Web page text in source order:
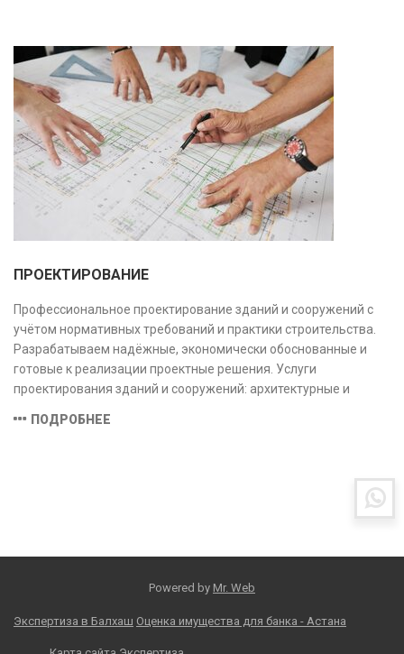
ПРОЕКТИРОВАНИЕ
Профессиональное проектирование зданий и сооружений с
учётом нормативных требований и практики строительства.
Разрабатываем надёжные, экономически обоснованные и
готовые к реализации проектные решения. Услуги
проектирования зданий и сооружений: архитектурные и
сметная документация. Полный цикл работ с учётом норм и
ПОДРОБНЕЕ
Powered by Mr. Web
Экспертиза в Балхаш Оценка имущества для банка - Астана